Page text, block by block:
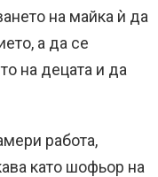
на майка ѝ да
а да се
на децата и да
работа,
като шофьор на